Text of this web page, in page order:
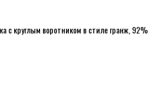
с круглым воротником в стиле гранж,